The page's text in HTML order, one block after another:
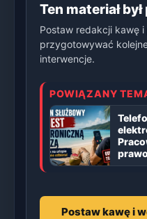
Ten materiał
Postaw redakcji kawę i
przygotowywać
interwencje.
POWIĄZANY
Postaw kawę i